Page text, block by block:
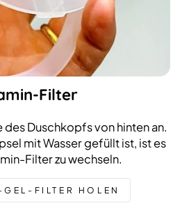
Filter
Duschkopfs von hinten an.
mit Wasser gefüllt ist, ist es
Filter zu wechseln.
FILTER HOLEN